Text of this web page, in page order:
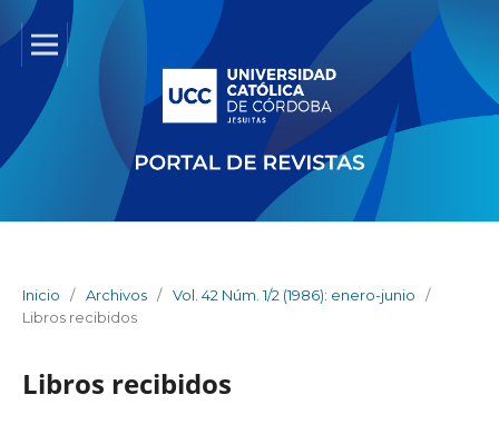
Inicio / Archivos / Vol. 42 Núm. 1/2 (1986): enero-junio
/
Libros recibidos
Libros recibidos